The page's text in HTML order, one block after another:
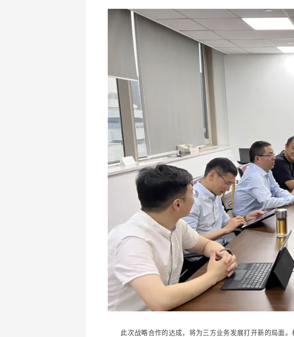
此次战略合作的达成，将为三方业务发展打开新的局面